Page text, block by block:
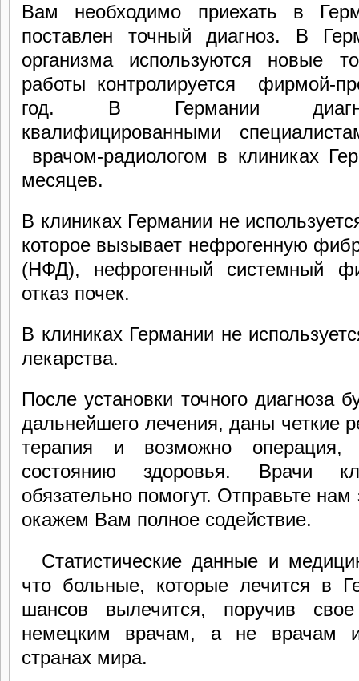
Вам необходимо приехать в
поставлен точный диагноз. В
организма используются новые
работы контролируется фирмой-
год. В Германии
квалифицированными
врачом-радиологом в клиниках
месяцев.
В клиниках Германии не
которое вызывает нефрогенную
(НФД), нефрогенный системный
отказ почек.
В клиниках Германии не
лекарства.
После установки точного диагноза
дальнейшего лечения, даны четкие
терапия и возможно операция,
состоянию здоровья. Врачи
обязательно помогут. Отправьте
окажем Вам полное содействие.
Статистические данные и
что больные, которые лечится в
шансов вылечится, поручив
немецким врачам, а не врачам
странах мира.